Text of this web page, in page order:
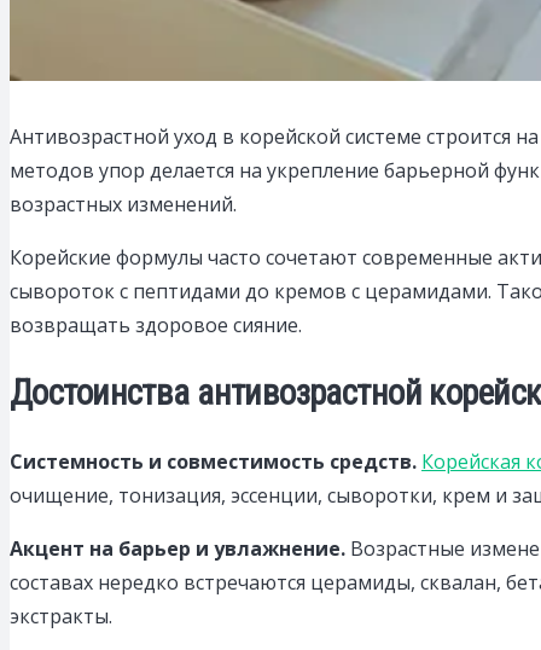
Антивозрастной уход в корейской системе строится
методов упор делается на укрепление барьерной
возрастных изменений.
Корейские формулы часто сочетают современные
сывороток с пептидами до кремов с церамидами.
возвращать здоровое сияние.
Достоинства антивозрастной
Системность и совместимость средств. Корейская
очищение, тонизация, эссенции, сыворотки, крем и
Акцент на барьер и увлажнение. Возрастные
составах нередко встречаются церамиды, сквалан,
экстракты.